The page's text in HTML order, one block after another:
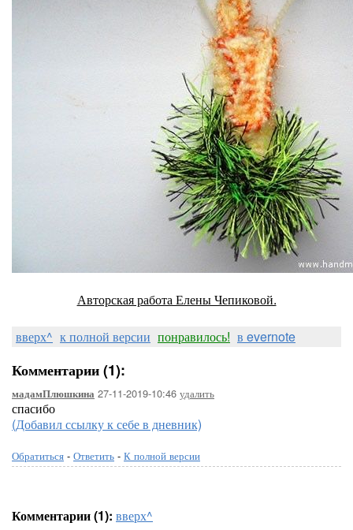
Авторская работа Елены Чепиковой.
вверх^ к полной версии понравилось! в evernote
Комментарии (1):
мадамПлюшкина 27-11-2019-10:46 удалить
спасибо
(Добавил ссылку к себе в дневник)
Обратиться - Ответить - К полной версии
Комментарии (1): вверх^